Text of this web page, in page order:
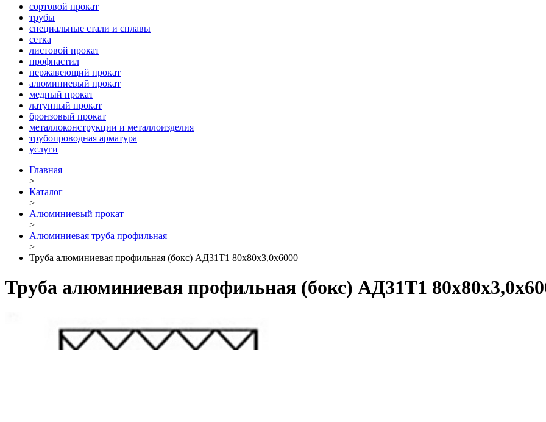
сортовой прокат
трубы
специальные стали и сплавы
сетка
листовой прокат
профнастил
нержавеющий прокат
алюминиевый прокат
медный прокат
латунный прокат
бронзовый прокат
металлоконструкции и металлоизделия
трубопроводная арматура
услуги
Главная
>
Каталог
>
Алюминиевый прокат
>
Алюминиевая труба профильная
>
Труба алюминиевая профильная (бокс) АД31Т1 80х80х3,0х6000
Труба алюминиевая профильная (бокс) АД31Т1